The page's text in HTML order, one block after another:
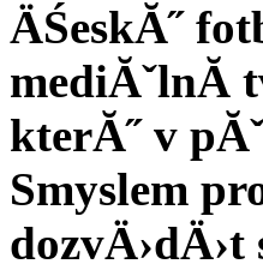
ÄŚeskĂ˝
mediĂˇlnĂ­
kterĂ˝ v
Smyslem